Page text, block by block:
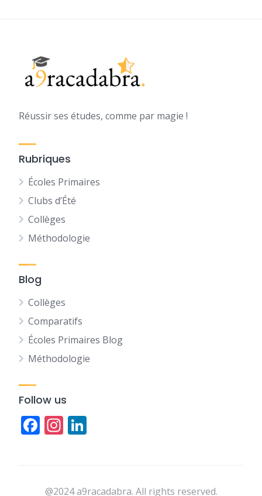
Réussir ses études, comme par magie !
Rubriques
Écoles Primaires
Clubs d’Été
Collèges
Méthodologie
Blog
Collèges
Comparatifs
Écoles Primaires Blog
Méthodologie
Follow us
Facebook
Instagram
@2024 a9racadabra. All rights reserved.